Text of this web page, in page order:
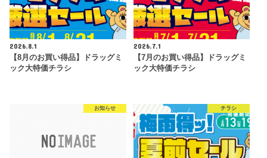
2026.8.1
【8月のお買い得品】ドラッグミ
ック大特価チラシ
2026.7.1
【7月のお買い得品】ドラッグミ
ック大特価チラシ
お知らせ チラシ